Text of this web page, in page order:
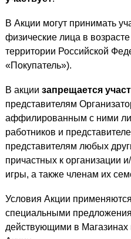
В Акции могут принимать
физические лица в
территории Российской
«Покупатель»).
В акции запрещается
представителям
аффилированным с ними
работников и
представителям любых
причастных к организации
игры, а также членам их
Условия Акции применяются
специальными
действующими в Магазинах